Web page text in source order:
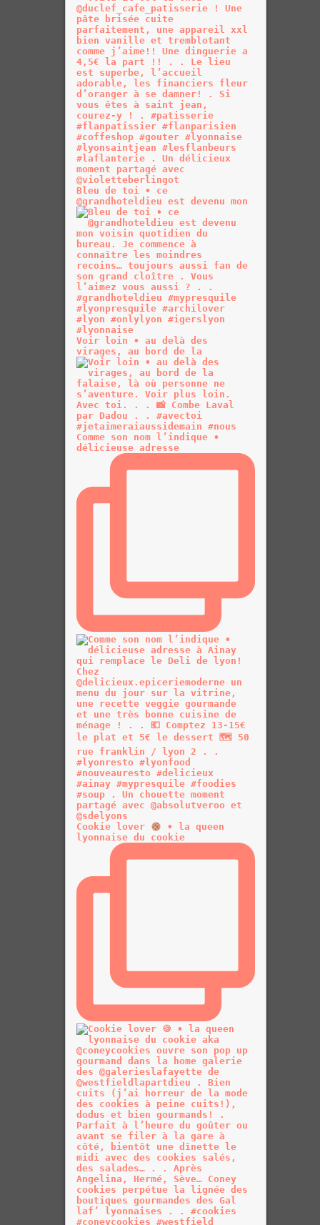
Bleu de toi • ce
@grandhoteldieu est devenu mon
Voir loin • au delà des
virages, au bord de la
Comme son nom l’indique •
délicieuse adresse
Cookie lover
• la queen
lyonnaise du cookie